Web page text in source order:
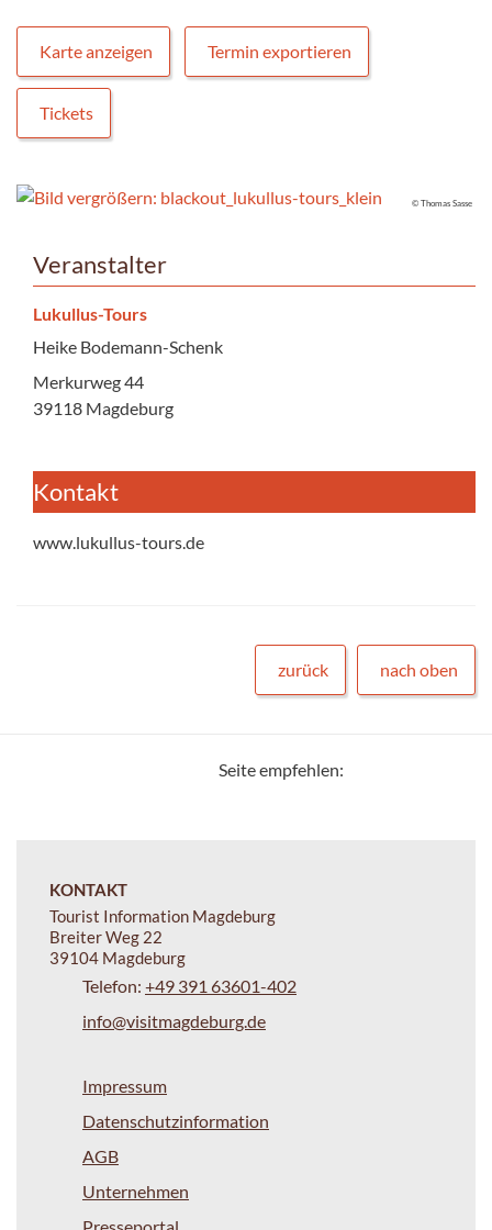
Karte anzeigen Termin exportieren
Tickets
© Thomas Sasse
Veranstalter
Lukullus-Tours
Heike Bodemann-Schenk
Merkurweg 44
39118 Magdeburg
Kontakt
www.lukullus-tours.de
zurück nach oben
Seite empfehlen:
KONTAKT
Tourist Information Magdeburg
Breiter Weg 22
39104 Magdeburg
Telefon: +49 391 63601-402
info@visitmagdeburg.de
Impressum
Datenschutzinformation
AGB
Unternehmen
Presseportal